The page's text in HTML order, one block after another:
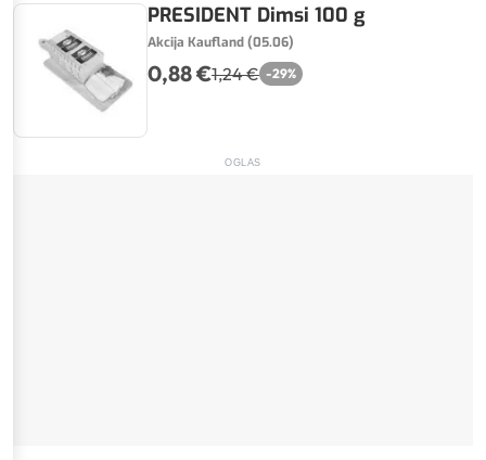
PRESIDENT Dimsi 100 g
Akcija Kaufland (05.06)
0,88 €1,24 € -29%
OGLAS